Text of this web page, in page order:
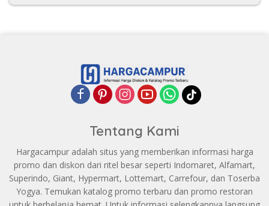
Tentang Kami
Hargacampur adalah situs yang memberikan informasi harga
promo dan diskon dari ritel besar seperti Indomaret, Alfamart,
Superindo, Giant, Hypermart, Lottemart, Carrefour, dan Toserba
Yogya. Temukan katalog promo terbaru dan promo restoran